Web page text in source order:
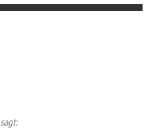
sagt: